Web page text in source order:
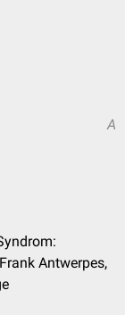
A
Antwerpes,